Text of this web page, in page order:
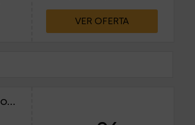
VER OFERTA
Apartamentos Turísticos Río Gállego- Huesca